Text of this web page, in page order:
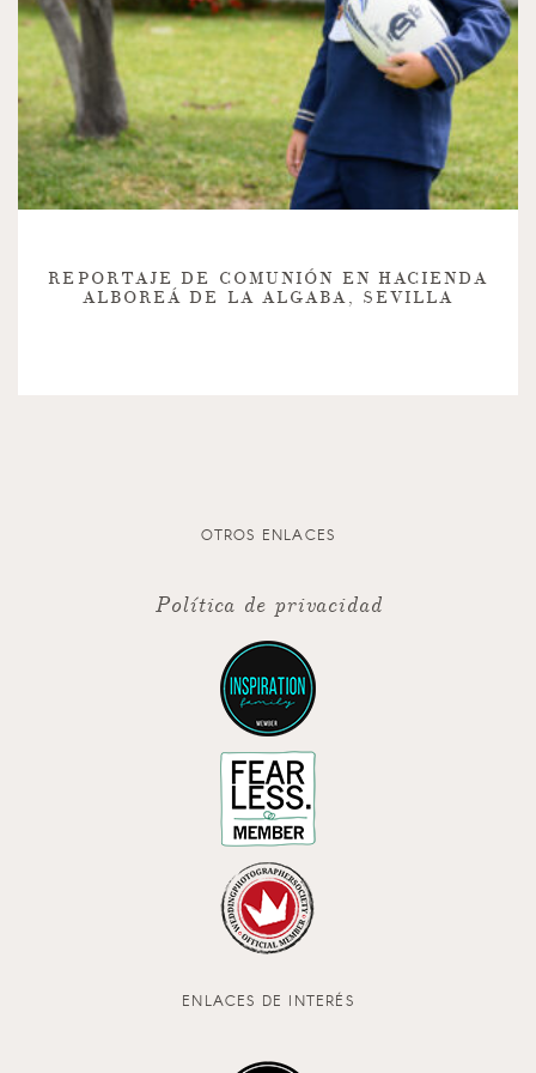
REPORTAJE DE COMUNIÓN EN HACIENDA
ALBOREÁ DE LA ALGABA, SEVILLA
OTROS ENLACES
Política de privacidad
ENLACES DE INTERÉS